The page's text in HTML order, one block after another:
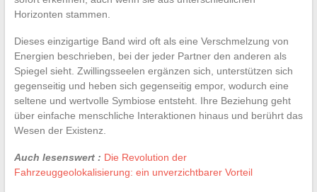
Horizonten stammen.
Dieses einzigartige Band wird oft als eine Verschmelzung von
Energien beschrieben, bei der jeder Partner den anderen als
Spiegel sieht. Zwillingsseelen ergänzen sich, unterstützen sich
gegenseitig und heben sich gegenseitig empor, wodurch eine
seltene und wertvolle Symbiose entsteht. Ihre Beziehung geht
über einfache menschliche Interaktionen hinaus und berührt das
Wesen der Existenz.
Auch lesenswert : Die Revolution der
Fahrzeuggeolokalisierung: ein unverzichtbarer Vorteil